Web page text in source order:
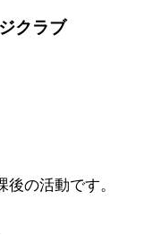
クラブ
の活動です。